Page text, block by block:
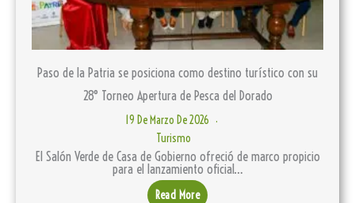
Paso de la Patria se posiciona como destino turístico con su
28° Torneo Apertura de Pesca del Dorado
19 De Marzo De 2026
Turismo
El Salón Verde de Casa de Gobierno ofreció de marco propicio
para el lanzamiento oficial…
Read More